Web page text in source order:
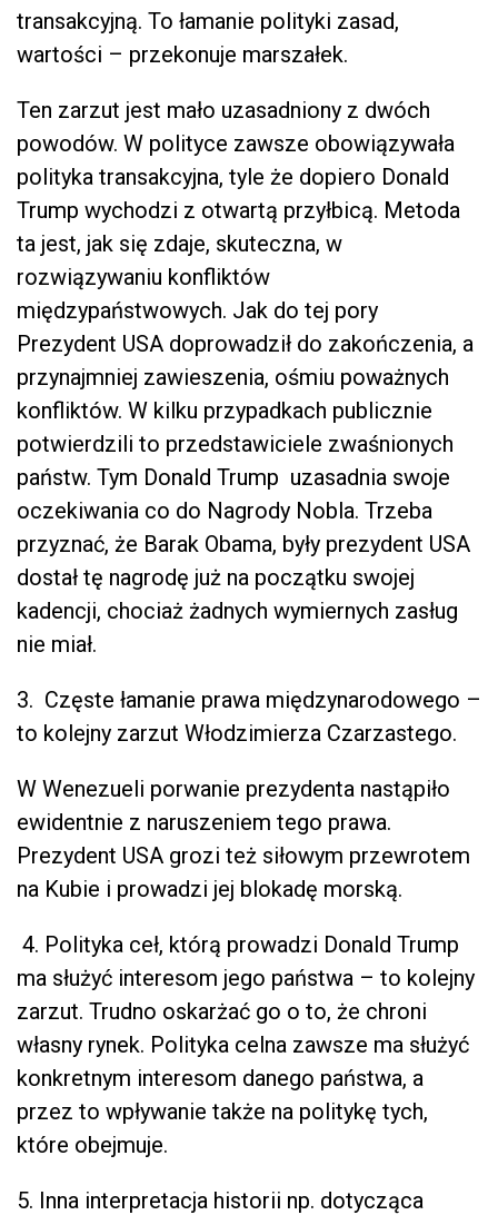
transakcyjną. To łamanie polityki zasad,
wartości – przekonuje marszałek.
Ten zarzut jest mało uzasadniony z dwóch
powodów. W polityce zawsze obowiązywała
polityka transakcyjna, tyle że dopiero Donald
Trump wychodzi z otwartą przyłbicą. Metoda
ta jest, jak się zdaje, skuteczna, w
rozwiązywaniu konfliktów
międzypaństwowych. Jak do tej pory
Prezydent USA doprowadził do zakończenia, a
przynajmniej zawieszenia, ośmiu poważnych
konfliktów. W kilku przypadkach publicznie
potwierdzili to przedstawiciele zwaśnionych
państw. Tym Donald Trump uzasadnia swoje
oczekiwania co do Nagrody Nobla. Trzeba
przyznać, że Barak Obama, były prezydent USA
dostał tę nagrodę już na początku swojej
kadencji, chociaż żadnych wymiernych zasług
nie miał.
3. Częste łamanie prawa międzynarodowego –
to kolejny zarzut Włodzimierza Czarzastego.
W Wenezueli porwanie prezydenta nastąpiło
ewidentnie z naruszeniem tego prawa.
Prezydent USA grozi też siłowym przewrotem
na Kubie i prowadzi jej blokadę morską.
4. Polityka ceł, którą prowadzi Donald Trump
ma służyć interesom jego państwa – to kolejny
zarzut. Trudno oskarżać go o to, że chroni
własny rynek. Polityka celna zawsze ma służyć
konkretnym interesom danego państwa, a
przez to wpływanie także na politykę tych,
które obejmuje.
5. Inna interpretacja historii np. dotycząca